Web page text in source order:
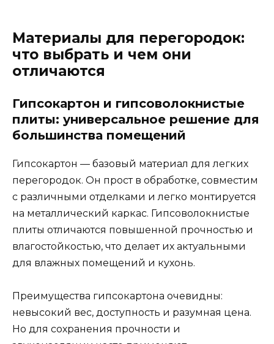
Материалы для перегородок:
что выбрать и чем они
отличаются
Гипсокартон и гипсоволокнистые
плиты: универсальное решение для
большинства помещений
Гипсокартон — базовый материал для легких
перегородок. Он прост в обработке, совместим
с различными отделками и легко монтируется
на металлический каркас. Гипсоволокнистые
плиты отличаются повышенной прочностью и
влагостойкостью, что делает их актуальными
для влажных помещений и кухонь.
Преимущества гипсокартона очевидны:
невысокий вес, доступность и разумная цена.
Но для сохранения прочности и